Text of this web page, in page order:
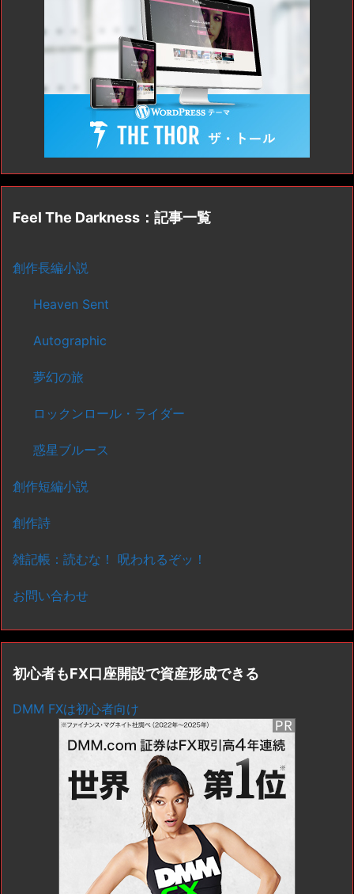
Feel The Darkness：記事一覧
創作長編小説
Heaven Sent
Autographic
夢幻の旅
ロックンロール・ライダー
惑星ブルース
創作短編小説
創作詩
雑記帳：読むな！ 呪われるぞッ！
お問い合わせ
初心者もFX口座開設で資産形成できる
DMM FXは初心者向け